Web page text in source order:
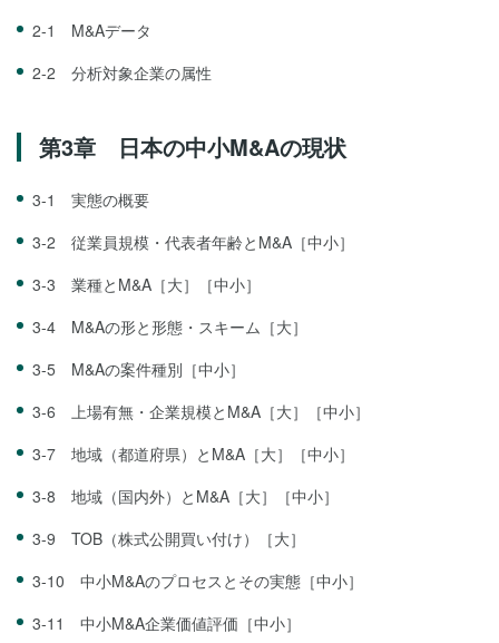
2-1 M&Aデータ
2-2 分析対象企業の属性
第3章 日本の中小M&Aの現状
3-1 実態の概要
3-2 従業員規模・代表者年齢とM&A［中小］
3-3 業種とM&A［大］［中小］
3-4 M&Aの形と形態・スキーム［大］
3-5 M&Aの案件種別［中小］
3-6 上場有無・企業規模とM&A［大］［中小］
3-7 地域（都道府県）とM&A［大］［中小］
3-8 地域（国内外）とM&A［大］［中小］
3-9 TOB（株式公開買い付け）［大］
3-10 中小M&Aのプロセスとその実態［中小］
3-11 中小M&A企業価値評価［中小］